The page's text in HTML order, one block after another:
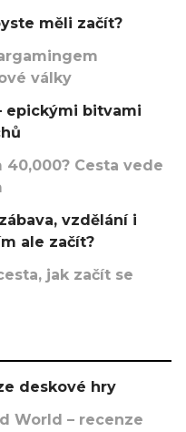
měli začít?
války
epickými bitvami
Cesta vede
vzdělání i
ale začít?
jak začít se
deskové hry
World – recenze